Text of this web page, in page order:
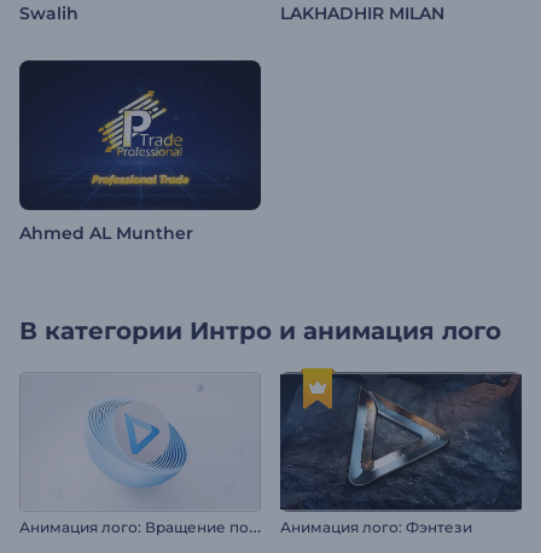
Swalih LAKHADHIR MILAN
Ahmed AL Munther
В категории Интро и анимация лого
А
нимация лого: Вращение полусферы Анимация лого: Фэнтези